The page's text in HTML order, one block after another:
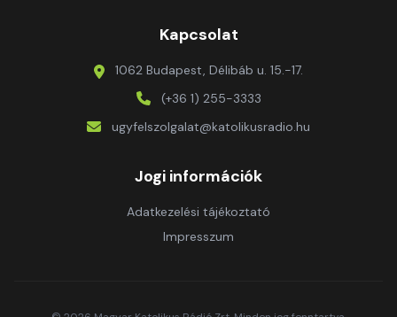
Kapcsolat
1062 Budapest, Délibáb u. 15.-17.
(+36 1) 255-3333
ugyfelszolgalat@katolikusradio.hu
Jogi információk
Adatkezelési tájékoztató
Impresszum